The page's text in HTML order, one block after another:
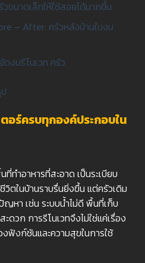
วขนาดเล็กให้ใช้สอยได้มากขึ้น
– After: ครัวหลังบ้านในงบ
ดงบรีโนเวท ครัว
ตอร์ครบทุกองค์ประกอบใน
ทำอาหารที่สะอาด เป็นระเบียบ
วิตในบ้านราบรื่นยิ่งขึ้น แต่ครัวเดิม
หา เช่น ระบบน้ำไม่ดี พื้นที่เก็บ
ดวก การรีโนเวทจึงไม่ใช่แค่เรื่อง
ฟังก์ชันและความสุขในการใช้